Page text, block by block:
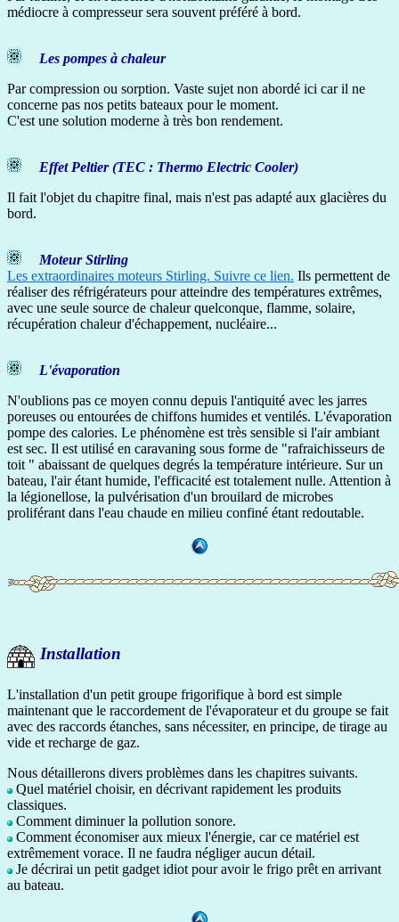
médiocre à compresseur sera souvent préféré à bord.
Les pompes à chaleur
Par compression ou sorption. Vaste sujet non abordé ici car il ne
concerne pas nos petits bateaux pour le moment.
C'est une solution moderne à très bon rendement.
Effet Peltier (TEC : Thermo Electric Cooler)
Il fait l'objet du chapitre final, mais n'est pas adapté aux glacières du
bord.
Moteur Stirling
Les extraordinaires moteurs Stirling. Suivre ce lien. Ils permettent de
réaliser des réfrigérateurs pour atteindre des températures extrêmes,
avec une seule source de chaleur quelconque, flamme, solaire,
récupération chaleur d'échappement, nucléaire...
L'évaporation
N'oublions pas ce moyen connu depuis l'antiquité avec les jarres
poreuses ou entourées de chiffons humides et ventilés. L'évaporation
pompe des calories. Le phénomène est très sensible si l'air ambiant
est sec. Il est utilisé en caravaning sous forme de "rafraichisseurs de
toit " abaissant de quelques degrés la température intérieure. Sur un
bateau, l'air étant humide, l'efficacité est totalement nulle. Attention à
la légionellose, la pulvérisation d'un brouilard de microbes
proliférant dans l'eau chaude en milieu confiné étant redoutable.
Installation
L'installation d'un petit groupe frigorifique à bord est simple
maintenant que le raccordement de l'évaporateur et du groupe se fait
avec des raccords étanches, sans nécessiter, en principe, de tirage au
vide et recharge de gaz.
Nous détaillerons divers problèmes dans les chapitres suivants.
Quel matériel choisir, en décrivant rapidement les produits
classiques.
Comment diminuer la pollution sonore.
Comment économiser aux mieux l'énergie, car ce matériel est
extrêmement vorace. Il ne faudra négliger aucun détail.
Je décrirai un petit gadget idiot pour avoir le frigo prêt en arrivant
au bateau.